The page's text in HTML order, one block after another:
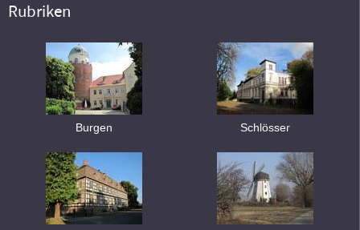
Rubriken
Burgen Schlösser